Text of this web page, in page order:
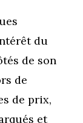
du
de son
de
de prix,
et